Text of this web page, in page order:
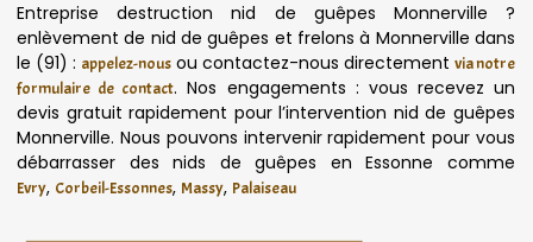
Entreprise destruction nid de guêpes Monnerville ?
enlèvement de nid de guêpes et frelons à Monnerville dans
le (91) : appelez-nous ou contactez-nous directement via notre
formulaire de contact. Nos engagements : vous recevez un
devis gratuit rapidement pour l’intervention nid de guêpes
Monnerville. Nous pouvons intervenir rapidement pour vous
débarrasser des nids de guêpes en Essonne comme
Evry, Corbeil-Essonnes, Massy, Palaiseau